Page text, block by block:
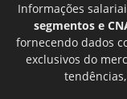
Informações
segmentos e
fornecendo dados
exclusivos do